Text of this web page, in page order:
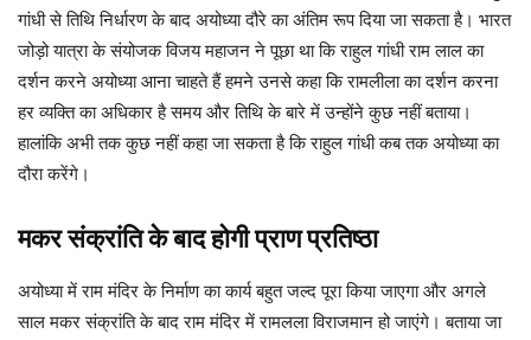
गांधी से तिथि निर्धारण के बाद अयोध्या दौरे का अंतिम रूप दिया जा सकता है। भारत
जोड़ो यात्रा के संयोजक विजय महाजन ने पूछा था कि राहुल गांधी राम लाल का
दर्शन करने अयोध्या आना चाहते हैं हमने उनसे कहा कि रामलीला का दर्शन करना
हर व्यक्ति का अधिकार है समय और तिथि के बारे में उन्होंने कुछ नहीं बताया।
हालांकि अभी तक कुछ नहीं कहा जा सकता है कि राहुल गांधी कब तक अयोध्या का
दौरा करेंगे।
मकर संक्रांति के बाद होगी प्राण प्रतिष्ठा
अयोध्या में राम मंदिर के निर्माण का कार्य बहुत जल्द पूरा किया जाएगा और अगले
साल मकर संक्रांति के बाद राम मंदिर में रामलला विराजमान हो जाएंगे। बताया जा